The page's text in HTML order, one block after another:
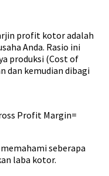
profit kotor adalah
Anda. Rasio ini
produksi (Cost of
dan kemudian dibagi
Profit Margin=
seberapa
laba kotor.